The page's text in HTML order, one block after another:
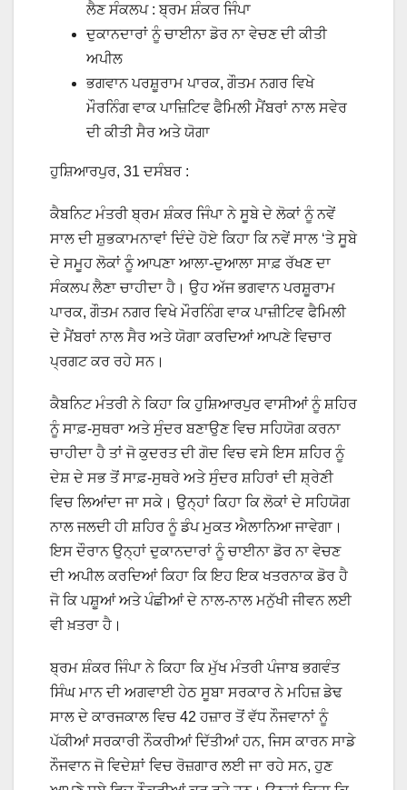
ਲੈਣ ਸੰਕਲਪ : ਬ੍ਰਮ ਸ਼ੰਕਰ ਜਿੰਪਾ
ਦੁਕਾਨਦਾਰਾਂ ਨੂੰ ਚਾਈਨਾ ਡੋਰ ਨਾ ਵੇਚਣ ਦੀ ਕੀਤੀ
ਅਪੀਲ
ਭਗਵਾਨ ਪਰਸ਼ੂਰਾਮ ਪਾਰਕ, ਗੌਤਮ ਨਗਰ ਵਿਖੇ
ਮੌਰਨਿੰਗ ਵਾਕ ਪਾਜ਼ਿਟਿਵ ਫੈਮਿਲੀ ਮੈਂਬਰਾਂ ਨਾਲ ਸਵੇਰ
ਦੀ ਕੀਤੀ ਸੈਰ ਅਤੇ ਯੋਗਾ
ਹੁਸ਼ਿਆਰਪੁਰ, 31 ਦਸੰਬਰ :
ਕੈਬਨਿਟ ਮੰਤਰੀ ਬ੍ਰਮ ਸ਼ੰਕਰ ਜਿੰਪਾ ਨੇ ਸੂਬੇ ਦੇ ਲੋਕਾਂ ਨੂੰ ਨਵੇਂ
ਸਾਲ ਦੀ ਸ਼ੁਭਕਾਮਨਾਵਾਂ ਦਿੰਦੇ ਹੋਏ ਕਿਹਾ ਕਿ ਨਵੇਂ ਸਾਲ ‘ਤੇ ਸੂਬੇ
ਦੇ ਸਮੂਹ ਲੋਕਾਂ ਨੂੰ ਆਪਣਾ ਆਲਾ-ਦੁਆਲਾ ਸਾਫ਼ ਰੱਖਣ ਦਾ
ਸੰਕਲਪ ਲੈਣਾ ਚਾਹੀਦਾ ਹੈ। ਉਹ ਅੱਜ ਭਗਵਾਨ ਪਰਸ਼ੂਰਾਮ
ਪਾਰਕ, ਗੌਤਮ ਨਗਰ ਵਿਖੇ ਮੌਰਨਿੰਗ ਵਾਕ ਪਾਜ਼ੀਟਿਵ ਫੈਮਿਲੀ
ਦੇ ਮੈਂਬਰਾਂ ਨਾਲ ਸੈਰ ਅਤੇ ਯੋਗਾ ਕਰਦਿਆਂ ਆਪਣੇ ਵਿਚਾਰ
ਪ੍ਰਗਟ ਕਰ ਰਹੇ ਸਨ।
ਕੈਬਨਿਟ ਮੰਤਰੀ ਨੇ ਕਿਹਾ ਕਿ ਹੁਸ਼ਿਆਰਪੁਰ ਵਾਸੀਆਂ ਨੂੰ ਸ਼ਹਿਰ
ਨੂੰ ਸਾਫ਼-ਸੁਥਰਾ ਅਤੇ ਸੁੰਦਰ ਬਣਾਉਣ ਵਿਚ ਸਹਿਯੋਗ ਕਰਨਾ
ਚਾਹੀਦਾ ਹੈ ਤਾਂ ਜੋ ਕੁਦਰਤ ਦੀ ਗੋਦ ਵਿਚ ਵਸੇ ਇਸ ਸ਼ਹਿਰ ਨੂੰ
ਦੇਸ਼ ਦੇ ਸਭ ਤੋਂ ਸਾਫ਼-ਸੁਥਰੇ ਅਤੇ ਸੁੰਦਰ ਸ਼ਹਿਰਾਂ ਦੀ ਸ਼੍ਰੇਣੀ
ਵਿਚ ਲਿਆਂਦਾ ਜਾ ਸਕੇ। ਉਨ੍ਹਾਂ ਕਿਹਾ ਕਿ ਲੋਕਾਂ ਦੇ ਸਹਿਯੋਗ
ਨਾਲ ਜਲਦੀ ਹੀ ਸ਼ਹਿਰ ਨੂੰ ਡੰਪ ਮੁਕਤ ਐਲਾਨਿਆ ਜਾਵੇਗਾ।
ਇਸ ਦੌਰਾਨ ਉਨ੍ਹਾਂ ਦੁਕਾਨਦਾਰਾਂ ਨੂੰ ਚਾਈਨਾ ਡੋਰ ਨਾ ਵੇਚਣ
ਦੀ ਅਪੀਲ ਕਰਦਿਆਂ ਕਿਹਾ ਕਿ ਇਹ ਇਕ ਖਤਰਨਾਕ ਡੋਰ ਹੈ
ਜੋ ਕਿ ਪਸ਼ੂਆਂ ਅਤੇ ਪੰਛੀਆਂ ਦੇ ਨਾਲ-ਨਾਲ ਮਨੁੱਖੀ ਜੀਵਨ ਲਈ
ਵੀ ਖ਼ਤਰਾ ਹੈ।
ਬ੍ਰਮ ਸ਼ੰਕਰ ਜਿੰਪਾ ਨੇ ਕਿਹਾ ਕਿ ਮੁੱਖ ਮੰਤਰੀ ਪੰਜਾਬ ਭਗਵੰਤ
ਸਿੰਘ ਮਾਨ ਦੀ ਅਗਵਾਈ ਹੇਠ ਸੂਬਾ ਸਰਕਾਰ ਨੇ ਮਹਿਜ਼ ਡੇਢ
ਸਾਲ ਦੇ ਕਾਰਜਕਾਲ ਵਿਚ 42 ਹਜ਼ਾਰ ਤੋਂ ਵੱਧ ਨੌਜਵਾਨਾਂ ਨੂੰ
ਪੱਕੀਆਂ ਸਰਕਾਰੀ ਨੌਕਰੀਆਂ ਦਿੱਤੀਆਂ ਹਨ, ਜਿਸ ਕਾਰਨ ਸਾਡੇ
ਨੌਜਵਾਨ ਜੋ ਵਿਦੇਸ਼ਾਂ ਵਿਚ ਰੋਜ਼ਗਾਰ ਲਈ ਜਾ ਰਹੇ ਸਨ, ਹੁਣ